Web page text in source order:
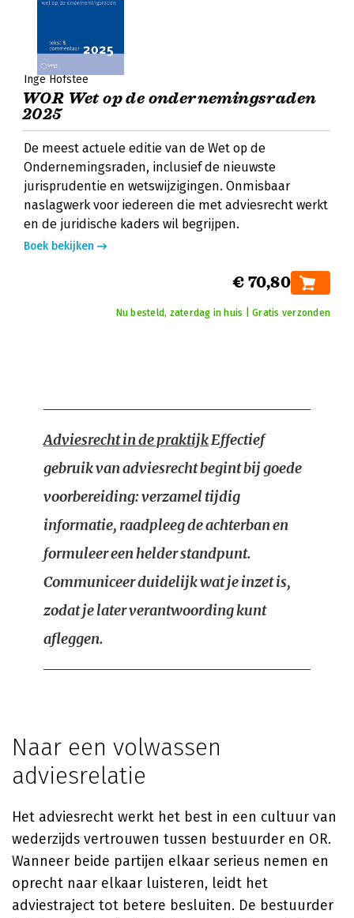
Inge Hofstee
WOR Wet op de ondernemingsraden
2025
De meest actuele editie van de Wet op de
Ondernemingsraden, inclusief de nieuwste
jurisprudentie en wetswijzigingen. Onmisbaar
naslagwerk voor iedereen die met adviesrecht werkt
en de juridische kaders wil begrijpen.
Boek bekijken
€ 70,80
Nu besteld, zaterdag in huis | Gratis verzonden
Adviesrecht in de praktijkEffectief
gebruik van adviesrecht begint bij goede
voorbereiding: verzamel tijdig
informatie, raadpleeg de achterban en
formuleer een helder standpunt.
Communiceer duidelijk wat je inzet is,
zodat je later verantwoording kunt
afleggen.
Naar een volwassen
adviesrelatie
Het adviesrecht werkt het best in een cultuur van
wederzijds vertrouwen tussen bestuurder en OR.
Wanneer beide partijen elkaar serieus nemen en
oprecht naar elkaar luisteren, leidt het
adviestraject tot betere besluiten. De bestuurder